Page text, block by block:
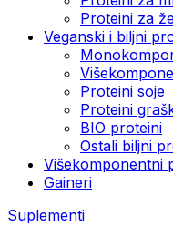
Proteini za
Veganski i biljni
Proteini soje
Proteini
BIO proteini
Ostali biljni
Višekomponentni
Gaineri
Suplementi